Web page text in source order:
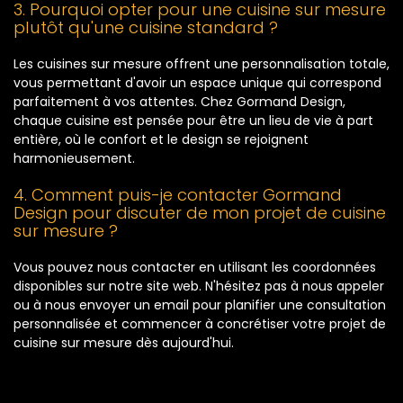
3. Pourquoi opter pour une cuisine sur mesure
plutôt qu'une cuisine standard ?
Les cuisines sur mesure offrent une personnalisation totale,
vous permettant d'avoir un espace unique qui correspond
parfaitement à vos attentes. Chez Gormand Design,
chaque cuisine est pensée pour être un lieu de vie à part
entière, où le confort et le design se rejoignent
harmonieusement.
4. Comment puis-je contacter Gormand
Design pour discuter de mon projet de cuisine
sur mesure ?
Vous pouvez nous contacter en utilisant les coordonnées
disponibles sur notre site web. N'hésitez pas à nous appeler
ou à nous envoyer un email pour planifier une consultation
personnalisée et commencer à concrétiser votre projet de
cuisine sur mesure dès aujourd'hui.